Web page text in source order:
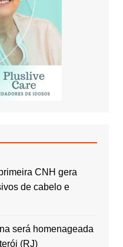
CNH gera
de cabelo e
será homenageada
(RJ)